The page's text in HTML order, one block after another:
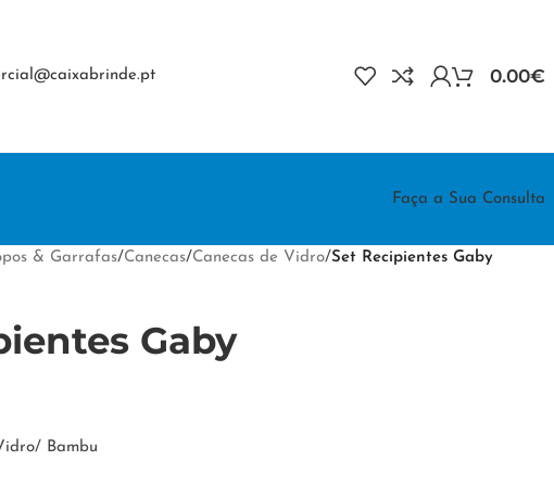
0.00€
Faça a Sua Consulta
& Garrafas/Canecas/Canecas de Vidro/Set Recipientes Gaby
Gaby
Bambu